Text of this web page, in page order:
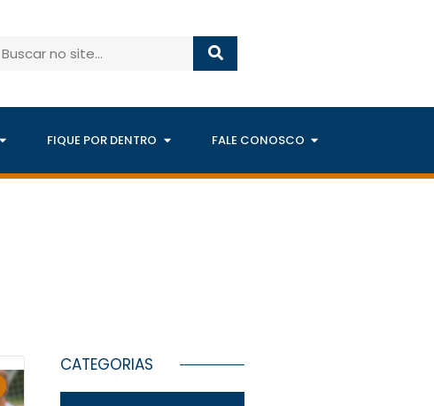
FIQUE POR DENTRO FALE CONOSCO
CATEGORIAS